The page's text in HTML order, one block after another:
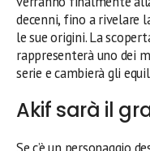
decenni, fino a rivelare
le sue origini. La
rappresenterà uno dei
serie e cambierà gli
Akif sarà il